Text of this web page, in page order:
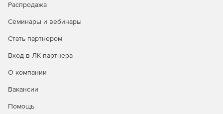
Распродажа
Семинары и вебинары
Стать партнером
Вход в ЛК партнера
О компании
Вакансии
Помощь